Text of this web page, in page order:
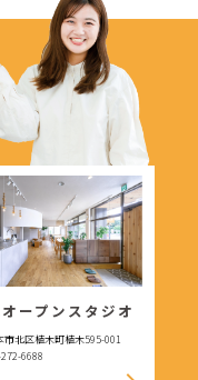
ープンスタジオ
市北区植木町植木595-001
6688